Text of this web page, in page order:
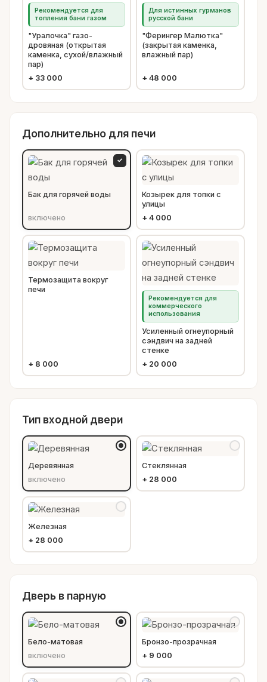
Рекомендуется для
топления бани газом
"Уралочка" газо-
дровяная (открытая
каменка, сухой/влажный
пар)
+ 33 000
Для истинных гурманов
русской бани
"Ферингер Малютка"
(закрытая каменка,
влажный пар)
+ 48 000
Дополнительно для печи
Бак для горячей воды
включено
✓
Козырек для топки с
улицы
+ 4 000
Термозащита вокруг
печи
+ 8 000
Рекомендуется для
коммерческого
использования
Усиленный огнеупорный
сэндвич на задней
стенке
+ 20 000
Тип входной двери
Деревянная
включено
Стеклянная
+ 28 000
Железная
+ 28 000
Дверь в парную
Бело-матовая
включено
Бронзо-прозрачная
+ 9 000